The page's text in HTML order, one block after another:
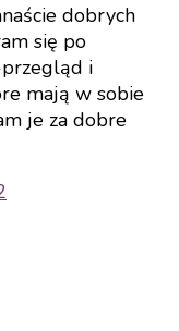
dobrych
się po
i
mają w sobie
je za dobre